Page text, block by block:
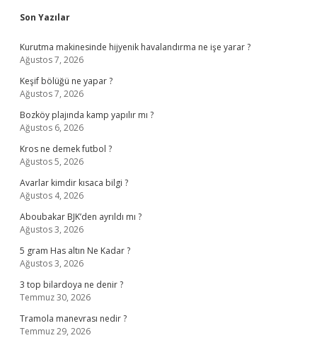
Sidebar
Son Yazılar
Kurutma makinesinde hijyenik havalandırma ne işe yarar ?
Ağustos 7, 2026
Keşif bölüğü ne yapar ?
Ağustos 7, 2026
Bozköy plajında kamp yapılır mı ?
Ağustos 6, 2026
Kros ne demek futbol ?
Ağustos 5, 2026
Avarlar kimdir kısaca bilgi ?
Ağustos 4, 2026
Aboubakar BJK’den ayrıldı mı ?
Ağustos 3, 2026
5 gram Has altın Ne Kadar ?
Ağustos 3, 2026
3 top bilardoya ne denir ?
Temmuz 30, 2026
Tramola manevrası nedir ?
Temmuz 29, 2026